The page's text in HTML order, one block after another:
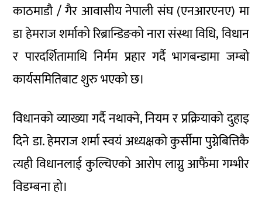
काठमाडौ / गैर आवासीय नेपाली संघ (एनआरएनए) मा
डा हेमराज शर्माको रिब्रान्डिङको नारा संस्था विधि, विधान
र पारदर्शितामाथि निर्मम प्रहार गर्दै भागबन्डामा जम्बो
कार्यसमितिबाट शुरु भएको छ।
विधानको व्याख्या गर्दै नथाक्ने, नियम र प्रक्रियाको दुहाइ
दिने डा. हेमराज शर्मा स्वयं अध्यक्षको कुर्सीमा पुग्नेबित्तिकै
त्यही विधानलाई कुल्चिएको आरोप लाग्नु आफैंमा गम्भीर
विडम्बना हो।